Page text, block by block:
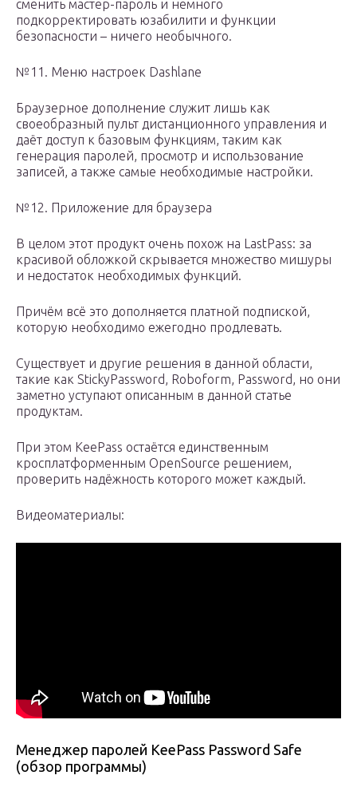
сменить мастер-пароль и немного
подкорректировать юзабилити и функции
безопасности – ничего необычного.
№11. Меню настроек Dashlane
Браузерное дополнение служит лишь как
своеобразный пульт дистанционного управления и
даёт доступ к базовым функциям, таким как
генерация паролей, просмотр и использование
записей, а также самые необходимые настройки.
№12. Приложение для браузера
В целом этот продукт очень похож на LastPass: за
красивой обложкой скрывается множество мишуры
и недостаток необходимых функций.
Причём всё это дополняется платной подпиской,
которую необходимо ежегодно продлевать.
Существует и другие решения в данной области,
такие как StickyPassword, Roboform, Password, но они
заметно уступают описанным в данной статье
продуктам.
При этом KeePass остаётся единственным
кросплатформенным OpenSource решением,
проверить надёжность которого может каждый.
Видеоматериалы:
Менеджер паролей KeePass Password Safe
(обзор программы)